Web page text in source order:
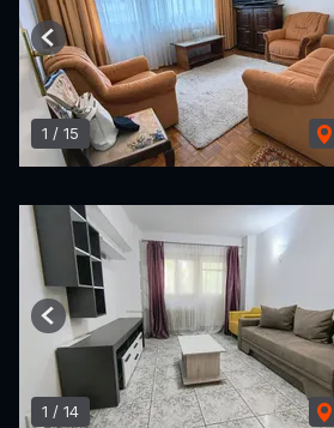
1 / 15
Previous
1 / 14
Previous